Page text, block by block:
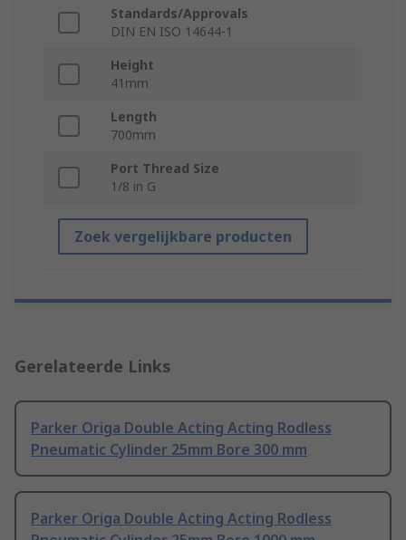
Standards/Approvals
DIN EN ISO 14644-1
Height
41mm
Length
700mm
Port Thread Size
1/8 in G
Zoek vergelijkbare producten
Gerelateerde Links
Parker Origa Double Acting Acting Rodless
Pneumatic Cylinder 25mm Bore 300 mm
Parker Origa Double Acting Acting Rodless